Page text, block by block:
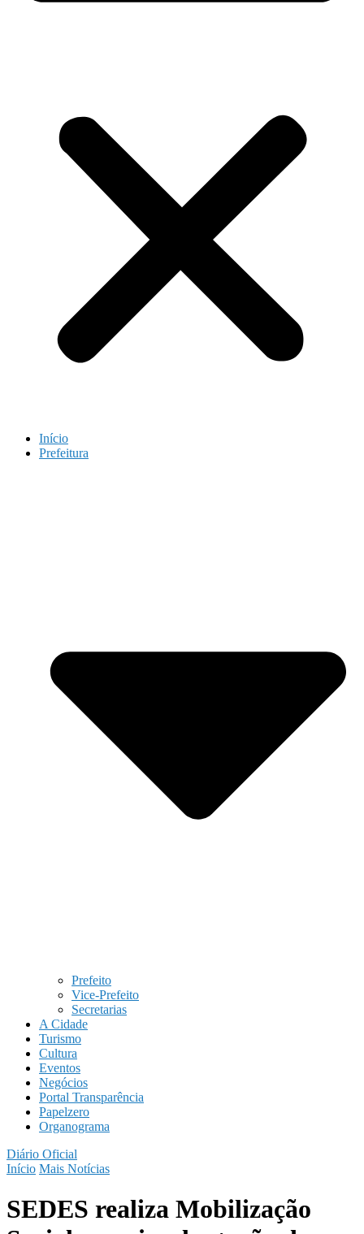
Início
Prefeitura
Prefeito
Vice-Prefeito
Secretarias
A Cidade
Turismo
Cultura
Eventos
Negócios
Portal Transparência
Papelzero
Organograma
Diário Oficial
Início Mais Notícias
SEDES realiza Mobilização